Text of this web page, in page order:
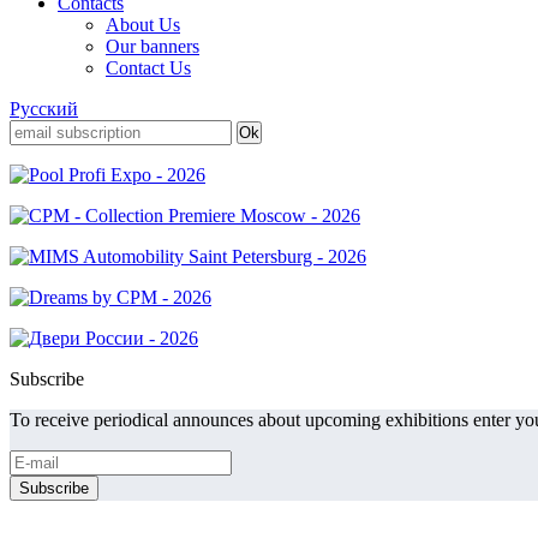
About Us
Our banners
Contact Us
Русский
Subscribe
To receive periodical announces about upcoming exhibitions enter